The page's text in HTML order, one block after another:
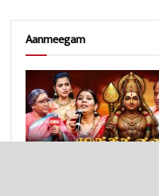
Aanmeegam